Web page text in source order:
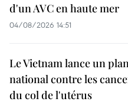
d'un AVC en haute mer
04/08/2026 14:51
Le Vietnam lance un
national contre les
du col de l'utérus